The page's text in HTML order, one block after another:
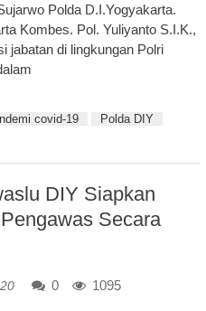
Polda D.I.Yogyakarta.
Kombes. Pol. Yuliyanto S.I.K.,
jabatan di lingkungan Polri
covid-19
Polda DIY
DIY Siapkan
Secara
0 1095